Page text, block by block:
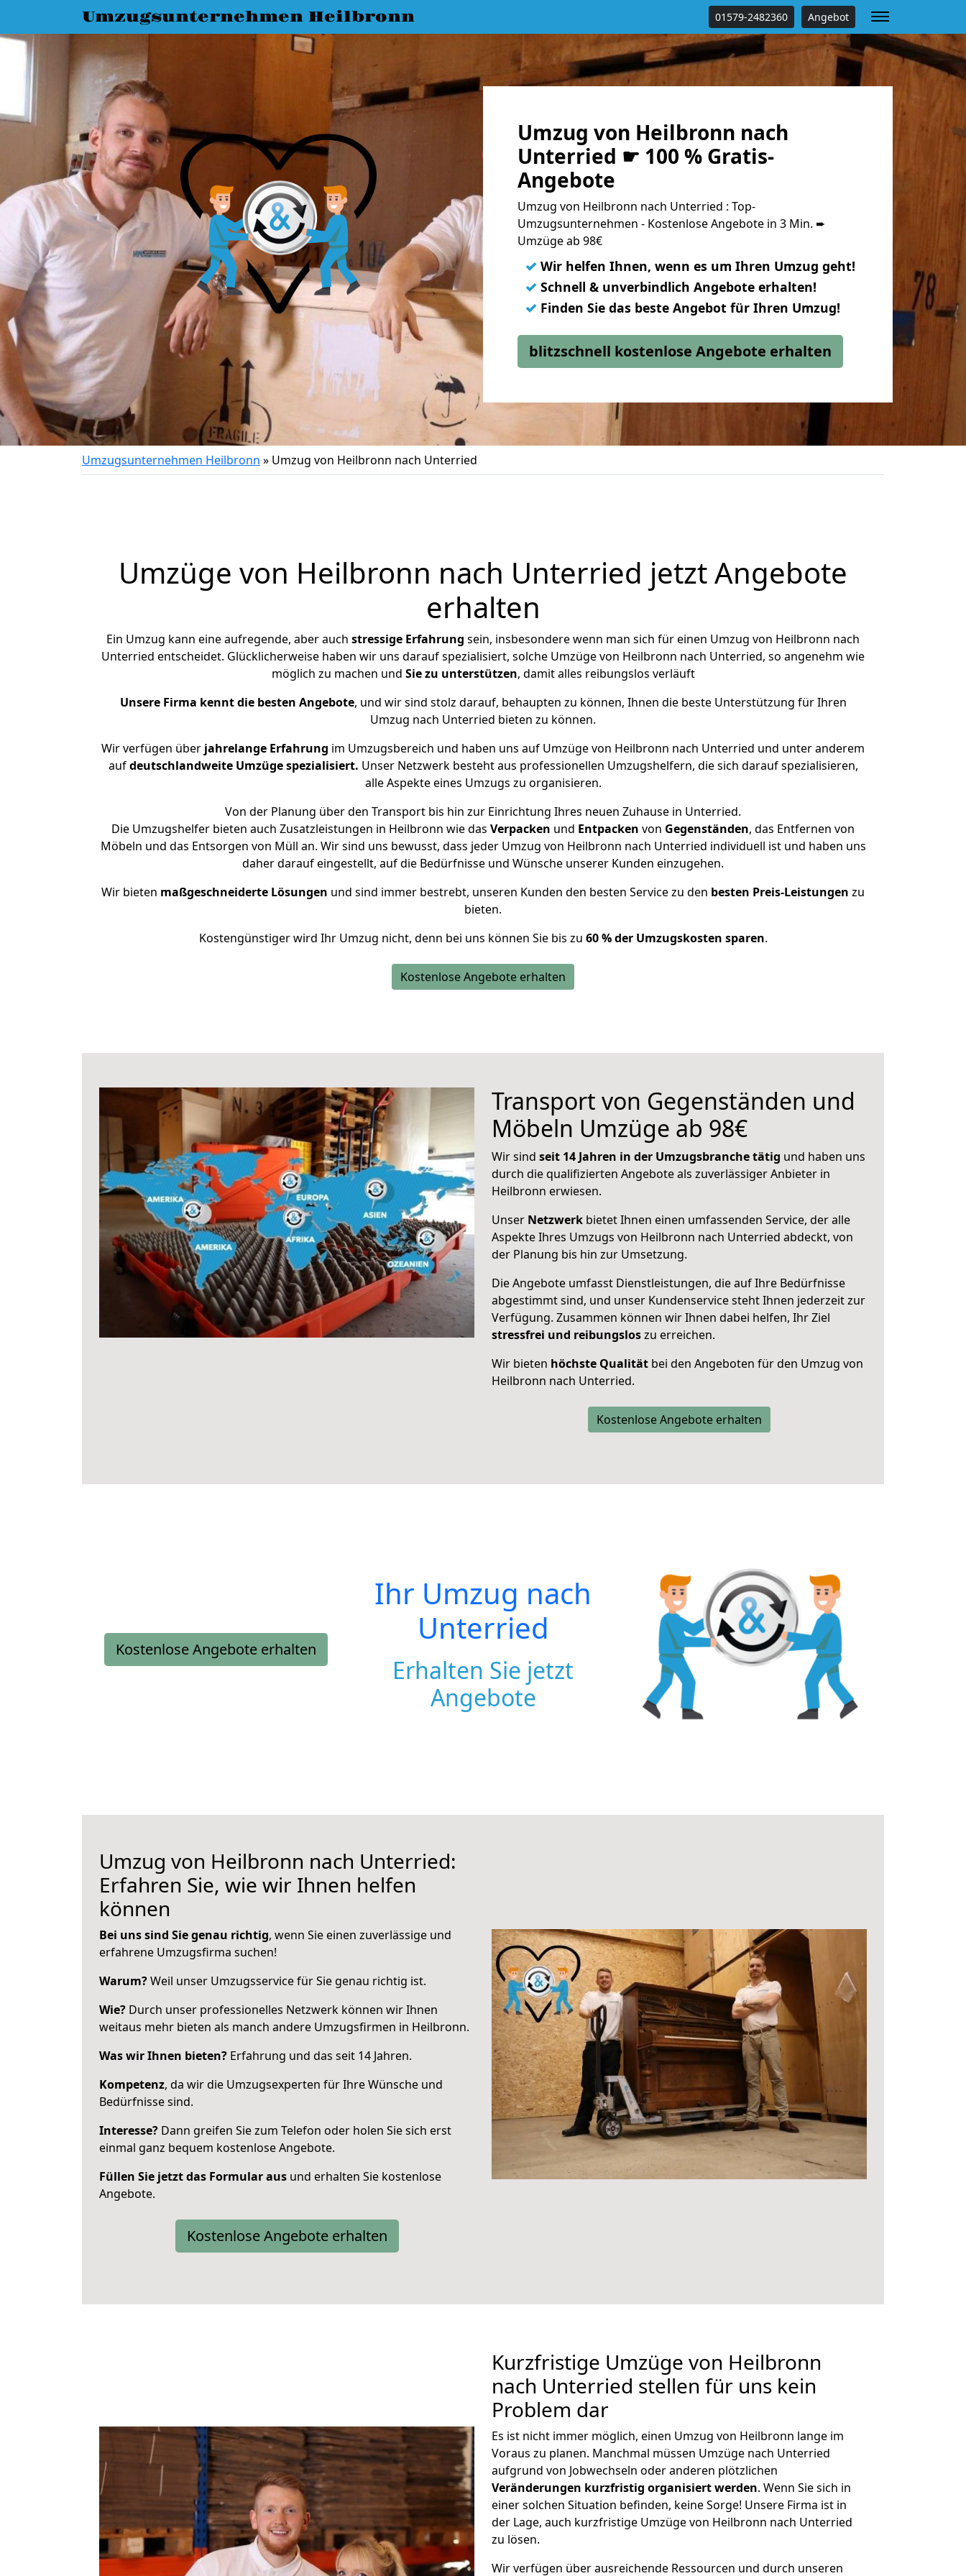
Umzugsunternehmen Heilbronn 01579-2482360 Angebot
Umzug von Heilbronn nach
Unterried ☛ 100 % Gratis-
Angebote
Umzug von Heilbronn nach Unterried : Top-
Umzugsunternehmen - Kostenlose Angebote in 3 Min. ➨
Umzüge ab 98€
✓ Wir helfen Ihnen, wenn es um Ihren Umzug geht!
✓ Schnell & unverbindlich Angebote erhalten!
✓ Finden Sie das beste Angebot für Ihren Umzug!
blitzschnell kostenlose Angebote erhalten
Umzugsunternehmen Heilbronn » Umzug von Heilbronn nach Unterried
Umzüge von Heilbronn nach Unterried jetzt Angebote
erhalten
Ein Umzug kann eine aufregende, aber auch stressige Erfahrung sein, insbesondere wenn man sich für einen Umzug von Heilbronn nach
Unterried entscheidet. Glücklicherweise haben wir uns darauf spezialisiert, solche Umzüge von Heilbronn nach Unterried, so angenehm wie
möglich zu machen und Sie zu unterstützen, damit alles reibungslos verläuft
Unsere Firma kennt die besten Angebote, und wir sind stolz darauf, behaupten zu können, Ihnen die beste Unterstützung für Ihren
Umzug nach Unterried bieten zu können.
Wir verfügen über jahrelange Erfahrung im Umzugsbereich und haben uns auf Umzüge von Heilbronn nach Unterried und unter anderem
aufdeutschlandweite Umzüge spezialisiert. Unser Netzwerk besteht aus professionellen Umzugshelfern, die sich darauf spezialisieren,
alle Aspekte eines Umzugs zu organisieren.
Von der Planung über den Transport bis hin zur Einrichtung Ihres neuen Zuhause in Unterried.
Die Umzugshelfer bieten auch Zusatzleistungen in Heilbronn wie das Verpacken und Entpacken von Gegenständen, das Entfernen von
Möbeln und das Entsorgen von Müll an. Wir sind uns bewusst, dass jeder Umzug von Heilbronn nach Unterried individuell ist und haben uns
daher darauf eingestellt, auf die Bedürfnisse und Wünsche unserer Kunden einzugehen.
Wir bieten maßgeschneiderte Lösungen und sind immer bestrebt, unseren Kunden den besten Service zu den besten Preis-Leistungen zu
bieten.
Kostengünstiger wird Ihr Umzug nicht, denn bei uns können Sie bis zu 60 % der Umzugskosten sparen.
Kostenlose Angebote erhalten
Transport von Gegenständen und
Möbeln Umzüge ab 98€
Wir sind seit 14 Jahren in der Umzugsbranche tätig und haben uns
durch die qualifizierten Angebote als zuverlässiger Anbieter in
Heilbronn erwiesen.
Unser Netzwerk bietet Ihnen einen umfassenden Service, der alle
Aspekte Ihres Umzugs von Heilbronn nach Unterried abdeckt, von
der Planung bis hin zur Umsetzung.
Die Angebote umfasst Dienstleistungen, die auf Ihre Bedürfnisse
abgestimmt sind, und unser Kundenservice steht Ihnen jederzeit zur
Verfügung. Zusammen können wir Ihnen dabei helfen, Ihr Ziel
stressfrei und reibungsloszu erreichen.
Wir bieten höchste Qualität bei den Angeboten für den Umzug von
Heilbronn nach Unterried.
Kostenlose Angebote erhalten
Kostenlose Angebote erhalten
Ihr Umzug nach
Unterried
Erhalten Sie jetzt
Angebote
Umzug von Heilbronn nach Unterried:
Erfahren Sie, wie wir Ihnen helfen
können
Bei uns sind Sie genau richtig, wenn Sie einen zuverlässige und
erfahrene Umzugsfirma suchen!
Warum?Weil unser Umzugsservice für Sie genau richtig ist.
Wie? Durch unser professionelles Netzwerk können wir Ihnen
weitaus mehr bieten als manch andere Umzugsfirmen in Heilbronn.
Was wir Ihnen bieten? Erfahrung und das seit 14 Jahren.
Kompetenz, da wir die Umzugsexperten für Ihre Wünsche und
Bedürfnisse sind.
Interesse? Dann greifen Sie zum Telefon oder holen Sie sich erst
einmal ganz bequem kostenlose Angebote.
Füllen Sie jetzt das Formular aus und erhalten Sie kostenlose
Angebote.
Kostenlose Angebote erhalten
Kurzfristige Umzüge von Heilbronn
nach Unterried stellen für uns kein
Problem dar
Es ist nicht immer möglich, einen Umzug von Heilbronn lange im
Voraus zu planen. Manchmal müssen Umzüge nach Unterried
aufgrund von Jobwechseln oder anderen plötzlichen
Veränderungen kurzfristig organisiert werden. Wenn Sie sich in
einer solchen Situation befinden, keine Sorge! Unsere Firma ist in
der Lage, auch kurzfristige Umzüge von Heilbronn nach Unterried
zu lösen.
Wir verfügen über ausreichende Ressourcen und durch unseren